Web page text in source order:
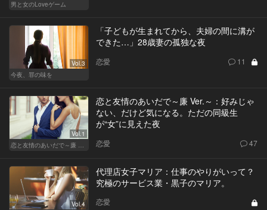
男と女のLoveゲーム
Vol.3
今夜、罪の味を
「子どもが生まれてから、夫婦の間に溝が
できた…」28歳妻の孤独な夜
恋愛 11
Vol.1
恋と友情のあいだで～廉 Ver.～：好みじゃ
ない、だけど気になる。ただの同級生
が“女”に見えた夜
恋愛 47
Vol.4
代理店女子マリア：仕事のやりがいって？
究極のサービス業・黒子のマリア。
恋愛